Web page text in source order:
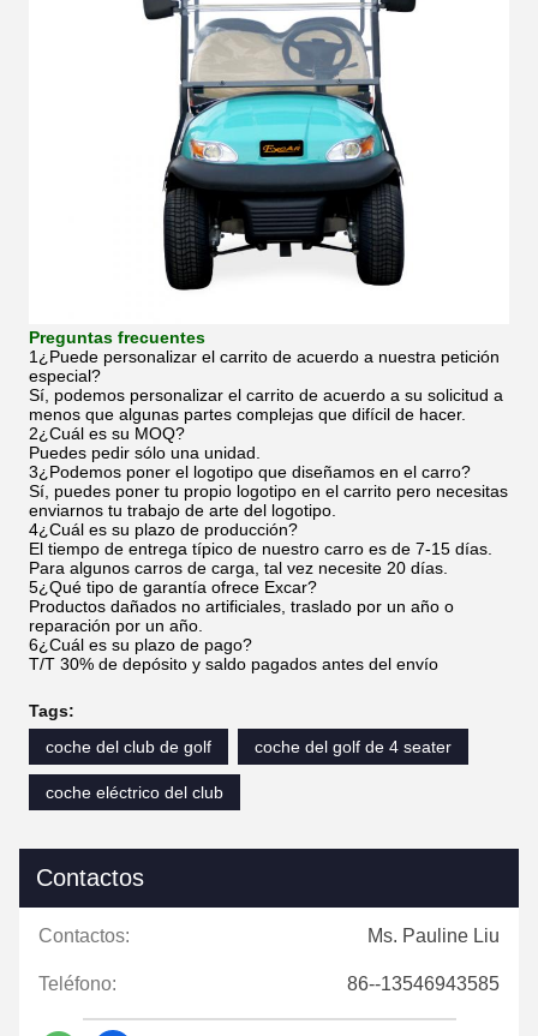
Preguntas frecuentes
1¿Puede personalizar el carrito de acuerdo a nuestra petición
especial?
Sí, podemos personalizar el carrito de acuerdo a su solicitud a
menos que algunas partes complejas que difícil de hacer.
2¿Cuál es su MOQ?
Puedes pedir sólo una unidad.
3¿Podemos poner el logotipo que diseñamos en el carro?
Sí, puedes poner tu propio logotipo en el carrito pero necesitas
enviarnos tu trabajo de arte del logotipo.
4¿Cuál es su plazo de producción?
El tiempo de entrega típico de nuestro carro es de 7-15 días.
Para algunos carros de carga, tal vez necesite 20 días.
5¿Qué tipo de garantía ofrece Excar?
Productos dañados no artificiales, traslado por un año o
reparación por un año.
6¿Cuál es su plazo de pago?
T/T 30% de depósito y saldo pagados antes del envío
Tags:
coche del club de golf
coche del golf de 4 seater
coche eléctrico del club
Contactos
Contactos: Ms. Pauline Liu
Teléfono: 86--13546943585